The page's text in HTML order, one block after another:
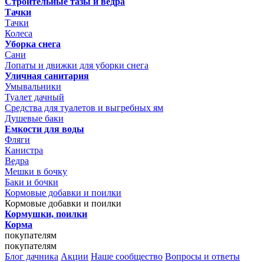
Тачки
Тачки
Колеса
Уборка снега
Сани
Лопаты и движки для уборки снега
Уличная санитария
Умывальники
Туалет дачный
Средства для туалетов и выгребных ям
Душевые баки
Емкости для воды
Фляги
Канистра
Ведра
Мешки в бочку
Баки и бочки
Кормовые добавки и поилки
Кормовые добавки и поилки
Кормушки, поилки
Корма
покупателям
покупателям
Блог дачника Акции Наше сообщество Вопросы и ответы